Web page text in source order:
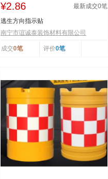
¥2.86 最新成交0笔
逃生方向指示贴
南宁市谊诚泰装饰材料有限公司
成交0笔 评价0笔